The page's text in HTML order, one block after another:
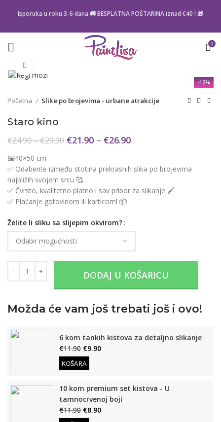
Isporuka u roku 3-6 dana 🚚 BESPLATNA POŠTARINA iznad €40 ! 🎁
0
-12%
Početna Slike po brojevima - urbane atrakcije
Staro kino
€24.90–€29.90 €21.90 – €26.90
🖼️40×50 cm
✅ Odaberite između stotina prekrasnih slika po brojevima
najbližih svojem srcu 🥰
✅ Čvrsto, kvalitetno platno i sav pribor za slikanje 🖌️
✅ Plaćanje gotovinom ili karticom! 📦
Želite li sliku sa slijepim okvirom?
DODAJ U KOŠARICU
Možda će vam još trebati još i ovo!
6 kom tankih kistova za detaljno slikanje
€11.90 €9.90
KOŠARA
10 kom premium set kistova - U
tamnocrvenoj boji
€11.90 €8.90